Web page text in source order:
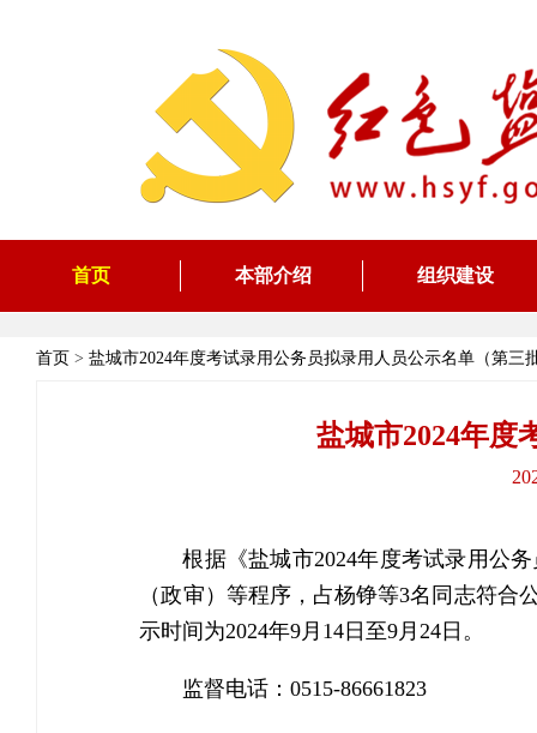
首页 本部介绍 组织建设
首页 > 盐城市2024年度考试录用公务员拟录用人员公示名单（第三
盐城市2024年度
根据《盐城市2024年度考试录用公
（政审）等程序，占杨铮等3名同志符
示时间为2024年9月14日至9月24日。
监督电话：0515-86661823